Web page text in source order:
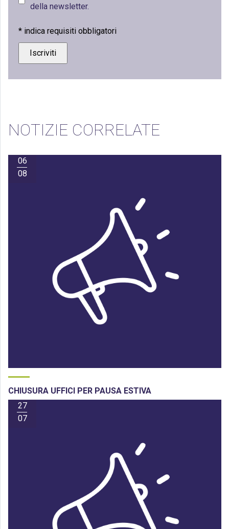
della newsletter.
* indica requisiti obbligatori
NOTIZIE CORRELATE
06
08
CHIUSURA UFFICI PER PAUSA ESTIVA
27
07